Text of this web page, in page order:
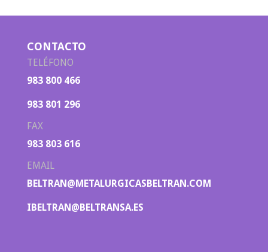
CONTACTO
TELÉFONO
983 800 466
983 801 296
FAX
983 803 616
EMAIL
BELTRAN@METALURGICASBELTRAN.COM
IBELTRAN@BELTRANSA.ES